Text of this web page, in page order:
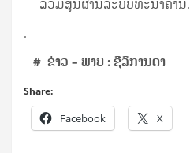
ລວມສູນຜ່ານລະບົບທະນາຄານ.
.
# ຂ່າວ – ພາບ : ຊີລິການດາ
Share:
Facebook X